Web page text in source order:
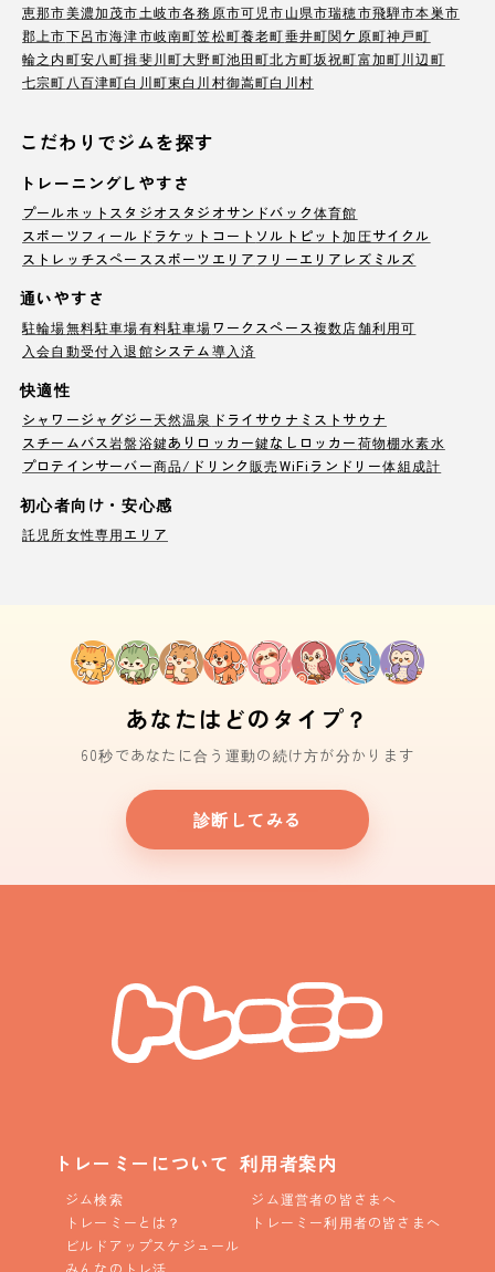
恵那市美濃加茂市土岐市各務原市可児市山県市瑞穂市飛騨市本巣市
郡上市下呂市海津市岐南町笠松町養老町垂井町関ケ原町神戸町
輪之内町安八町揖斐川町大野町池田町北方町坂祝町富加町川辺町
七宗町 八百津町白川町東白川村御嵩町白川村
こだわりでジムを探す
トレーニングしやすさ
プールホットスタジオ スタジオサンドバック体育館
スポーツフィールド ラケットコート ソルトピット加圧サイクル
ストレッチスペース スポーツエリア フリーエリア レズミルズ
通いやすさ
駐輪場無料駐車場有料駐車場ワークスペース複数店舗利用可
入会自動受付 入退館システム導入済
快適性
シャワージャグジー天然温泉 ドライサウナ ミストサウナ
スチームバス岩盤浴鍵ありロッカー鍵なしロッカー荷物棚水素水
プロテインサーバー商品/ドリンク販売WiFi ランドリー体組成計
初心者向け・安心感
託児所女性専用エリア
あなたはどのタイプ？
60秒であなたに合う運動の続け方が分かります
診断してみる
トレーミーについて
ジム検索
トレーミーとは？
ビルドアップスケジュール
利用者案内
ジム運営者の皆さまへ
トレーミー利用者の皆さまへ